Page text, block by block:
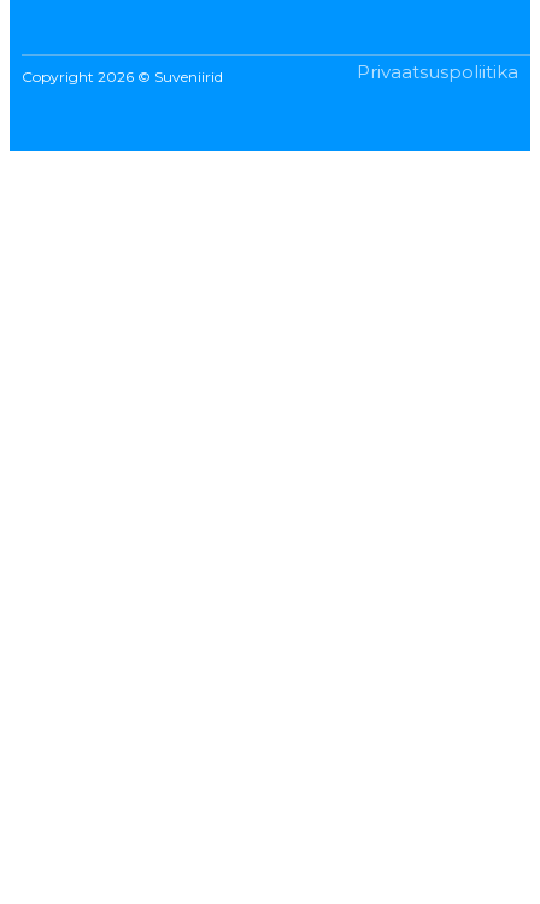
Copyright 2026 © Suveniirid Privaatsuspoliitika